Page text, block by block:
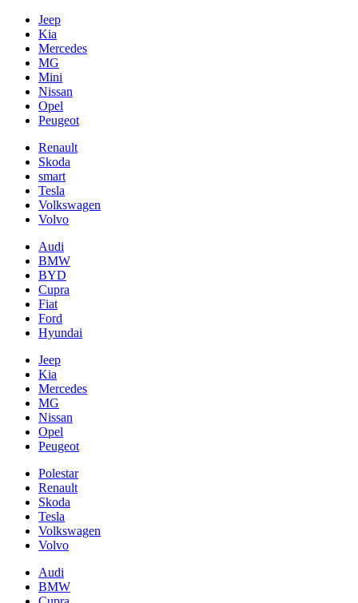
Jeep
Kia
Mercedes
MG
Mini
Nissan
Opel
Peugeot
Renault
Skoda
smart
Tesla
Volkswagen
Volvo
Audi
BMW
BYD
Cupra
Fiat
Ford
Hyundai
Jeep
Kia
Mercedes
MG
Nissan
Opel
Peugeot
Polestar
Renault
Skoda
Tesla
Volkswagen
Volvo
Audi
BMW